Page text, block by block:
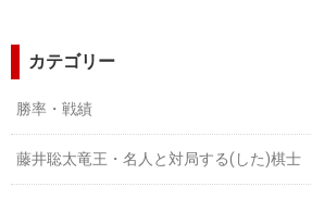
カテゴリー
勝率・戦績
藤井聡太竜王・名人と対局する(した)棋士